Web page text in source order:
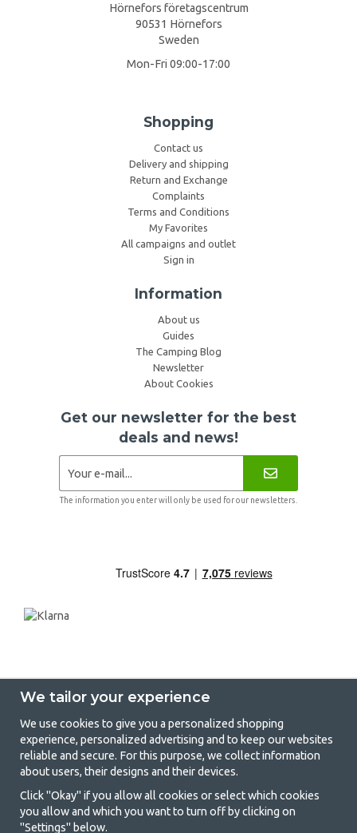
Hörnefors företagscentrum
90531 Hörnefors
Sweden
Mon-Fri 09:00-17:00
Shopping
Contact us
Delivery and shipping
Return and Exchange
Complaints
Terms and Conditions
My Favorites
All campaigns and outlet
Sign in
Information
About us
Guides
The Camping Blog
Newsletter
About Cookies
Get our newsletter for the best
deals and news!
The information you enter will only be used for our newsletters.
GetCamping - Your shop for camping
and outdoor life
Camping can be either a lifestyle or a way of gathering the family for a
joint adventure. No matter what category you belong to, you will find
We tailor your experience
We use cookies to give you a personalized shopping
experience, personalized advertising and to keep our websites
reliable and secure. For this purpose, we collect information
about users, their designs and their devices.
Click "Okay" if you allow all cookies or select which cookies
you allow and which you want to turn off by clicking on
"Settings" below.